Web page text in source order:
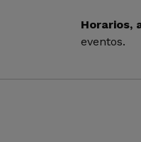
Horarios,
eventos.